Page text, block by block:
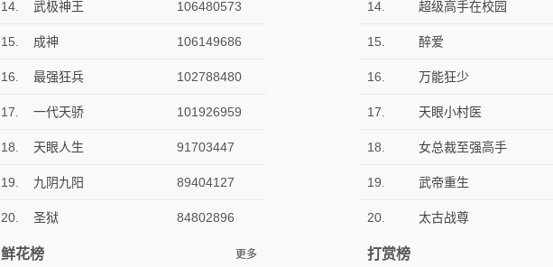
14. 武极神王 106480573
15. 成神 106149686
16. 最强狂兵 102788480
17. 一代天骄 101926959
18. 天眼人生 91703447
19. 九阴九阳 89404127
20. 圣狱 84802896
更多
鲜花榜
14. 超级高手在校园
15. 醉爱
16. 万能狂少
17. 天眼小村医
18. 女总裁至强高手
19. 武帝重生
20. 太古战尊
打赏榜